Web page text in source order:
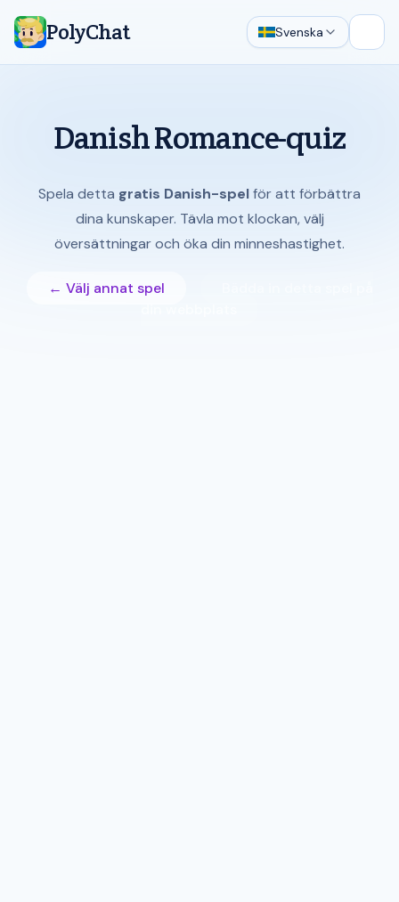
PolyChat Svenska
Danish Romance-quiz
Spela detta gratis Danish-spelför att förbättra
dina kunskaper. Tävla mot klockan, välj
översättningar och öka din minneshastighet.
← Välj annat spel